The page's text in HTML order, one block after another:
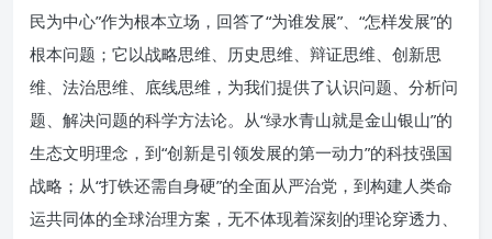
民为中心”作为根本立场，回答了“为谁发展”、“怎样发展”的
根本问题；它以战略思维、历史思维、辩证思维、创新思
维、法治思维、底线思维，为我们提供了认识问题、分析问
题、解决问题的科学方法论。从“绿水青山就是金山银山”的
生态文明理念，到“创新是引领发展的第一动力”的科技强国
战略；从“打铁还需自身硬”的全面从严治党，到构建人类命
运共同体的全球治理方案，无不体现着深刻的理论穿透力、